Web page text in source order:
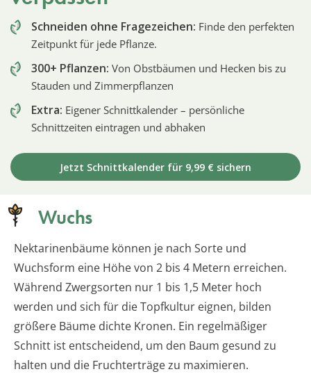
Schneiden ohne Fragezeichen: Finde den perfekten
Zeitpunkt für jede Pflanze.
300+ Pflanzen: Von Obstbäumen und Hecken bis zu
Stauden und Zimmerpflanzen
Extra: Eigener Schnittkalender – persönliche
Schnittzeiten eintragen und abhaken
Jetzt Schnittkalender für 9,99 € sichern
Wuchs
Nektarinenbäume können je nach Sorte und
Wuchsform eine Höhe von 2 bis 4 Metern erreichen.
Während Zwergsorten nur 1 bis 1,5 Meter hoch
werden und sich für die Topfkultur eignen, bilden
größere Bäume dichte Kronen. Ein regelmäßiger
Schnitt ist entscheidend, um den Baum gesund zu
halten und die Fruchterträge zu maximieren.